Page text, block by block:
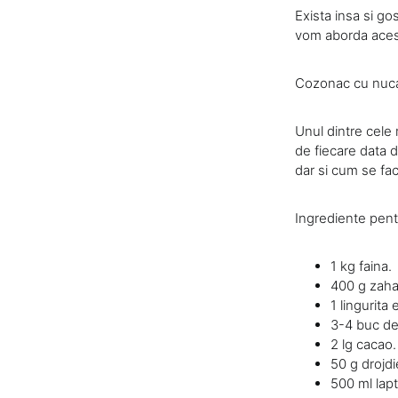
Exista insa si
vom aborda
Cozonac cu
Unul dintre cele
de fiecare data
dar si cum se
Ingrediente
1 kg faina.
400 g
1 lingurita
3-4 buc
2 lg cacao.
50 g
500 ml